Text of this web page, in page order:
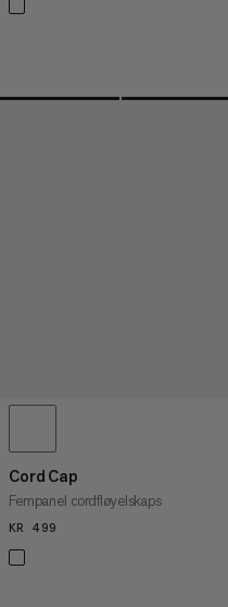
Cord Cap
Fempanel cordfløyelskaps
KR 499